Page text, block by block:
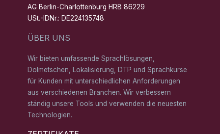
AG Berlin-Charlottenburg HRB 86229
USt.-IDNr.: DE224135748
ÜBER UNS
Wir bieten umfassende Sprachlösungen,
Dolmetschen, Lokalisierung, DTP und Sprachkurse
für Kunden mit unterschiedlichen Anforderungen
aus verschiedenen Branchen. Wir verbessern
ständig unsere Tools und verwenden die neuesten
Technologien.